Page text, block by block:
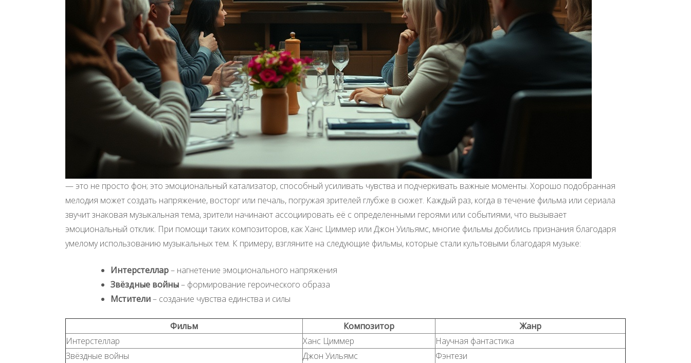
— это не просто фон; это эмоциональный катализатор, способный усиливать чувства и подчеркивать важные моменты. Хорошо подобранная
мелодия может создать напряжение, восторг или печаль, погружая зрителей глубже в сюжет. Каждый раз, когда в течение фильма или сериала
звучит знаковая музыкальная тема, зрители начинают ассоциировать её с определенными героями или событиями, что вызывает
эмоциональный отклик. При помощи таких композиторов, как Ханс Циммер или Джон Уильямс, многие фильмы добились признания благодаря
умелому использованию музыкальных тем. К примеру, взгляните на следующие фильмы, которые стали культовыми благодаря музыке:
Интерстеллар– нагнетение эмоционального напряжения
Звёздные войны– формирование героического образа
Мстители– создание чувства единства и силы
Фильм Композитор
Жанр
Интерстеллар
Ханс Циммер
Научная фантастика
Звёздные войны
Джон Уильямс Фэнтези